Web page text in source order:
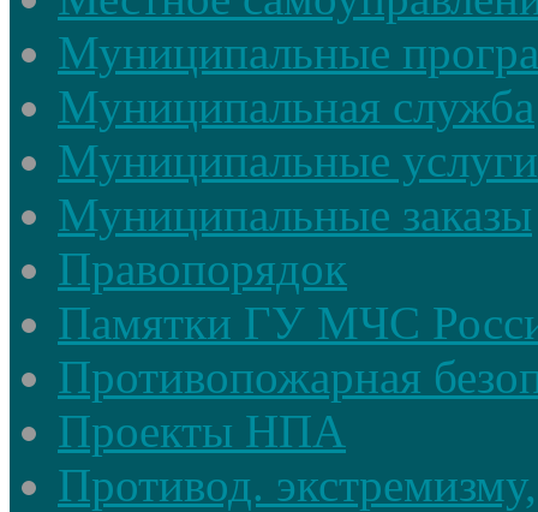
Муниципальные
Муниципальная служба
Муниципальные услуги
Муниципальные заказы
Правопорядок
Памятки ГУ МЧС
Противопожарная
Проекты НПА
Противод.